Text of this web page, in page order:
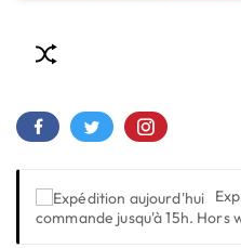
commande jusqu'à 15h.